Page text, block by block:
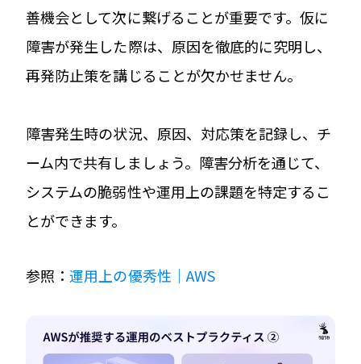
善機会として次に繋げることが重要です。仮に
障害が発生した際は、原因を徹底的に究明し、
再発防止策を講じることが欠かせません。
障害発生時の状況、原因、対応策を記録し、チ
ーム内で共有しましょう。障害分析を通じて、
システムの脆弱性や運用上の課題を特定するこ
とができます。
参照：運用上の優秀性｜AWS